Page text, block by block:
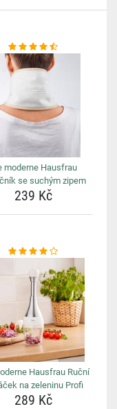
moderne Hausfrau
se suchým zipem
239 Kč
Hausfrau Ruční
na zeleninu Profi
289 Kč